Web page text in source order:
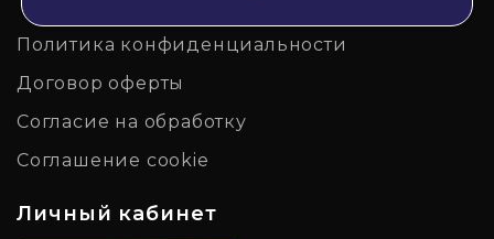
Политика конфиденциальности
Договор оферты
Согласие на обработку
Соглашение cookie
Личный кабинет